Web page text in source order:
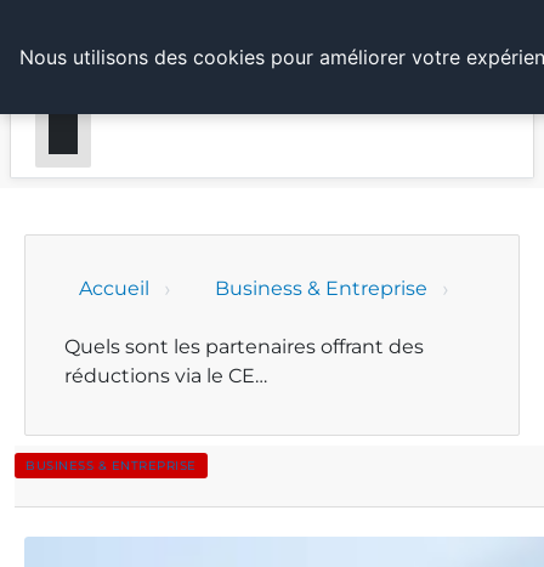
LE WEBMARKETING
Accueil Business & Entreprise
Quels sont les partenaires offrant des
réductions via le CE…
BUSINESS & ENTREPRISE
Nous utilisons des cookies pour améliorer votre